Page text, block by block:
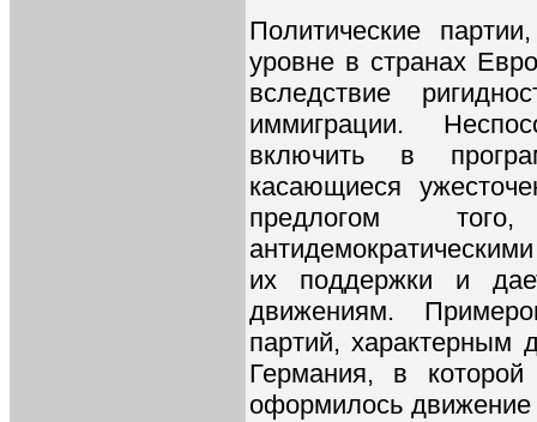
Политические
уровне в странах
вследствие
иммиграции.
включить в
касающиеся
предлогом
их поддержки и
движениям.
партий, характерным
Германия, в
оформилось